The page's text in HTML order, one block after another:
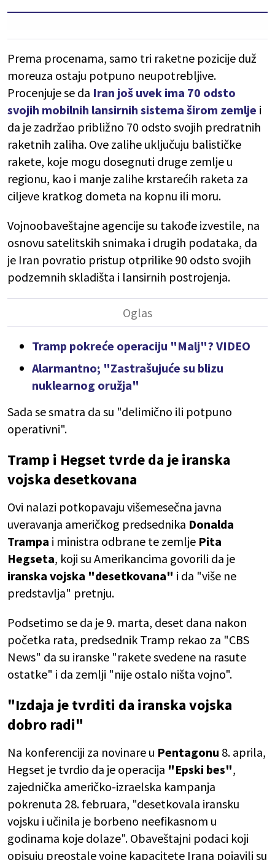
Prema procenama, samo tri raketne pozicije duž
moreuza ostaju potpuno neupotrebljive.
Procenjuje se da Iran još uvek ima 70 odsto
svojih mobilnih lansirnih sistema širom zemlje i
da je zadržao približno 70 odsto svojih predratnih
raketnih zaliha. Ove zalihe uključuju balističke
rakete, koje mogu dosegnuti druge zemlje u
regionu, kao i manje zalihe krstarećih raketa za
ciljeve kratkog dometa na kopnu ili moru.
Vojnoobaveštajne agencije su takođe izvestile, na
osnovu satelitskih snimaka i drugih podataka, da
je Iran povratio pristup otprilike 90 odsto svojih
podzemnih skladišta i lansirnih postrojenja.
Tramp pokreće operaciju "Malj"? VIDEO
Alarmantno; "Zastrašujuće su blizu
nuklearnog oružja"
Sada se smatra da su "delimično ili potpuno
operativni".
Tramp i Hegset tvrde da je iranska
vojska desetkovana
Ovi nalazi potkopavaju višemesečna javna
uveravanja američkog predsednika Donalda
Trampa i ministra odbrane te zemlje Pita
Hegseta, koji su Amerikancima govorili da je
iranska vojska "desetkovana" i da "više ne
predstavlja" pretnju.
Podsetimo se da je 9. marta, deset dana nakon
početka rata, predsednik Tramp rekao za "CBS
News" da su iranske "rakete svedene na rasute
ostatke" i da zemlji "nije ostalo ništa vojno".
"Izdaja je tvrditi da iranska vojska
dobro radi"
Na konferenciji za novinare u Pentagonu 8. aprila,
Hegset je tvrdio da je operacija "Epski bes",
zajednička američko-izraelska kampanja
pokrenuta 28. februara, "desetkovala iransku
vojsku i učinila je borbeno neefikasnom u
godinama koje dolaze". Obaveštajni podaci koji
opisuju preostale vojne kapacitete Irana pojavili su